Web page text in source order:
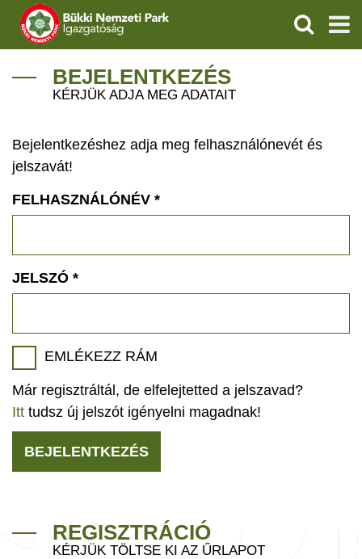
IGAZGATÓSÁG
VÍZVÉDELEM
ÖKOTURIZMUS
GEOPARKOK
KERESÉS
BEJELENTKEZÉS
KÉRJÜK ADJA MEG ADATAIT
Bejelentkezéshez adja meg felhasználónevét és
jelszavát!
FELHASZNÁLÓNÉV *
JELSZÓ *
EMLÉKEZZ RÁM
Már regisztráltál, de elfelejtetted a jelszavad?
Itt tudsz új jelszót igényelni magadnak!
BEJELENTKEZÉS
REGISZTRÁCIÓ
KÉRJÜK TÖLTSE KI AZ ŰRLAPOT